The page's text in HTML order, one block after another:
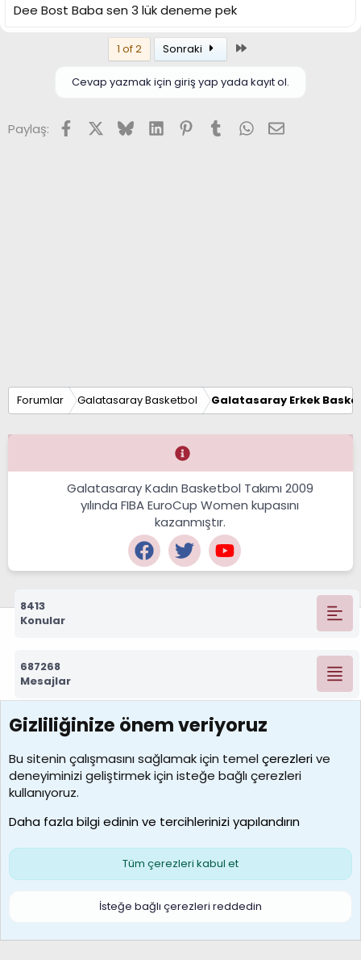
Dee Bost Baba sen 3 lük deneme pek
1 of 2 Sonraki
Cevap yazmak için giriş yap yada kayıt ol.
Paylaş: FacebookX (Twitter)
BlueskyLinkedInPinterest
TumblrWhatsApp
E-posta
Forumlar Galatasaray Basketbol Galatasaray Erkek
Galatasaray Kadın Basketbol Takımı 2009
yılında FIBA EuroCup Women kupasını
kazanmıştır.
8413
Konular
687268
Mesajlar
7388
Kullanıcılar
borabekirogluu
Son üye
Çerezler
S
Gizliliğinize önem veriyoruz
Bu sitenin çalışmasını sağlamak için temelçerezlerive
deneyiminizi geliştirmek için isteğe bağlı çerezleri
kullanıyoruz.
Daha fazla bilgi edinin ve tercihlerinizi yapılandırın
Tüm çerezleri kabul et
İsteğe bağlı çerezleri reddedin